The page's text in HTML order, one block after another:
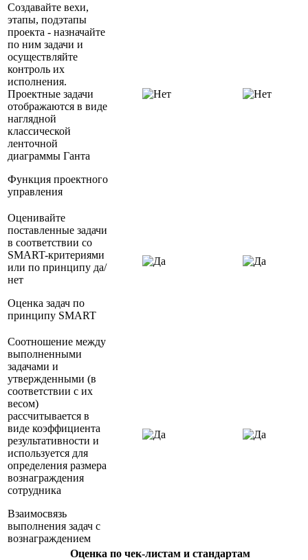
Создавайте вехи,
этапы, подэтапы
проекта - назначайте
по ним задачи и
осуществляйте
контроль их
исполнения.
Проектные задачи
отображаются в виде
наглядной
классической
ленточной
диаграммы Ганта
Функция проектного
управления
Оценивайте
поставленные задачи
в соответствии со
SMART-критериями
или по принципу да/
нет
Оценка задач по
принципу SMART
Соотношение между
выполненными
задачами и
утвержденными (в
соответствии с их
весом)
рассчитывается в
виде коэффициента
результативности и
используется для
определения размера
вознаграждения
сотрудника
Взаимосвязь
выполнения задач с
вознаграждением
Оценка по чек-листам и стандартам